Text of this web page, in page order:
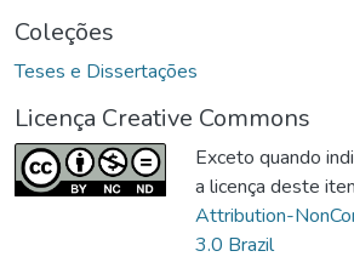
Coleções
Teses e Dissertações
Licença Creative Commons
Exceto quando
a licença deste
Attribution-
3.0 Brazil